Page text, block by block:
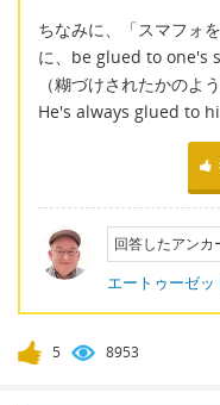
ちなみに、「スマフォ
に、be glued to one's
（糊づけされたかのよ
He's always glued to
回答したアンカ
エートゥーゼ
5 8953